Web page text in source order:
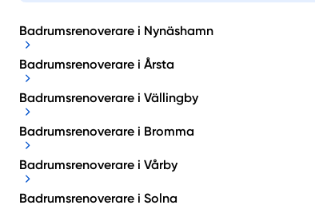
Badrumsrenoverare i Nynäshamn
Badrumsrenoverare i Årsta
Badrumsrenoverare i Vällingby
Badrumsrenoverare i Bromma
Badrumsrenoverare i Vårby
Badrumsrenoverare i Solna